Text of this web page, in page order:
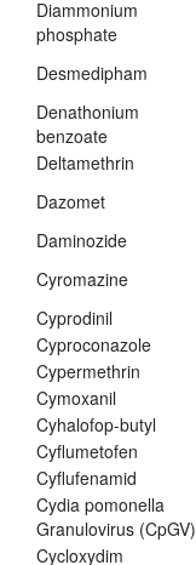
Diammonium
phosphate
Desmedipham
Denathonium
benzoate
Deltamethrin
Dazomet
Daminozide
Cyromazine
Cyprodinil
Cyproconazole
Cypermethrin
Cymoxanil
Cyhalofop-butyl
Cyflumetofen
Cyflufenamid
Cydia pomonella
Granulovirus (CpGV)
Cycloxydim